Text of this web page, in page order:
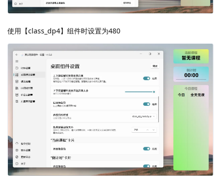
使用【class_dp4】组件时设置为480